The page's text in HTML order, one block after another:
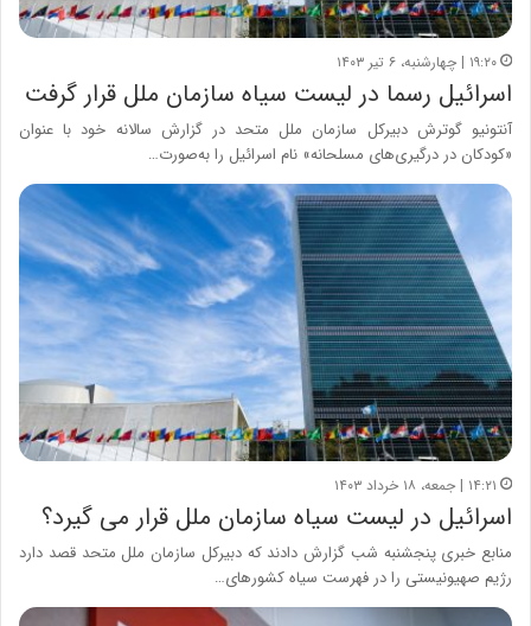
۱۹:۲۰ | چهارشنبه، ۶ تیر ۱۴۰۳
اسرائیل رسما در لیست سیاه سازمان ملل قرار گرفت
آنتونیو گوترش دبیرکل سازمان ملل متحد در گزارش سالانه خود با عنوان
«کودکان در درگیری‌های مسلحانه» نام اسرائیل را به‌صورت…
۱۴:۲۱ | جمعه، ۱۸ خرداد ۱۴۰۳
اسرائیل در لیست سیاه سازمان ملل قرار می گیرد؟
منابع خبری پنجشنبه شب گزارش دادند که دبیرکل سازمان ملل متحد قصد دارد
رژیم صهیونیستی را در فهرست سیاه کشورهای…